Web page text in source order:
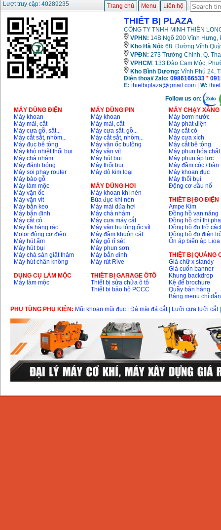
Lượt truy cập: 40289235
Trang chủ Menu Liên hệ
THIẾT BỊ PLAZA
CÔNG TY TNHH MINH THIÊN
VPHN: 14B Ngõ 200 Vĩnh Hưng,
Kho Hà Nội: 68 Đường Vĩnh
VPĐN: 273 Trường Chinh, Q.
VPHCM : 133 Đào Cam Mộc,
Kho Bình Dương: Vĩnh Phú 24,
Điện thoại/ Zalo: 0986166533 *
E: thietbiplaza@gmail.com W:
Follow us on:
MÁY DÙNG ĐIỆN
Máy khoan
Máy mài, cắt
Máy cưa gỗ, sắt,..
Máy cắt sắt, nhôm,..
Máy đục bê tông
Máy khò nhiệt thổi bụi
Máy chà nhám
Máy đánh bóng
Máy soi phay router
Máy bào gỗ
Máy làm mộc
Máy vặn ốc
Máy vặn vít
Máy bắn keo
Máy bắn đinh
Máy cắt cỏ
Máy tỉa hàng rào
Motor động cơ điện
Máy hút ẩm
Máy hút bụi
Máy chà sàn giặt thảm
Máy hút chân không
DỤNG CỤ LÀM MỘC
Máy làm mộc
MÁY DÙNG PIN
Máy khoan
Máy mài, cắt
Máy cưa sắt, gỗ,..
Máy cắt sắt, nhôm,..
Máy vặn ốc bulông
Máy vặn vít
Máy hút bụi
Máy thổi bụi
Máy dò kim loại
MÁY DÙNG HƠI
Máy khoan khí nén
Búa đục khí nén
Máy mài dũa hơi
Máy chà nhám
Máy cưa máy cắt
Máy vặn bu lông ốc vít
Máy đầm khuôn cát
Máy gõ rỉ sét
Máy phun sơn
Máy bắn đinh
Máy rút Rive
THIÊT BỊ GARAGE ÔTÔ
Thiết bị sửa chữa ô tô
Thiết bị bảo hộ PCCC
MÁY CHẠY
Máy bơm nước
Máy phát điện
Máy cắt cỏ
Máy cưa xích
Máy cắt bê tông
Máy phun hóa chất
Máy phun áp lực
Máy đầm cóc / bàn
Máy khoan đục
Máy thổi bụi
Động cơ đầu nổ
THIÊT BỊ ĐO ĐIỆN
Ampe Kìm
Đồng hồ vạn năng
Đồng hồ chỉ thị pha
Đồng hồ đo trở
Đồng hồ đo điện
Ổn áp biến áp Lioa
THIỆT BỊ QUẢNG
Giá chữ x standy
Giá cuốn banner
Khung backdrop
Kệ để brochure
Quầy bán hàng
Bảng menu chỉ dẫn
PHỤ TÙNG PHỤ KIỆN: Mũi khoan mũi đục Đá mài đá cắt| Lưỡi cưa lưỡi cắt